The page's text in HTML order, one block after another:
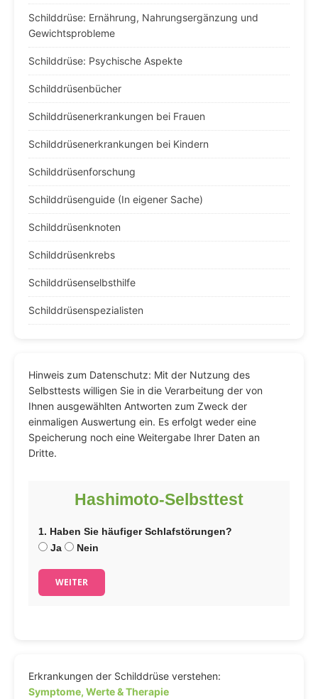
Schilddrüse: Ernährung, Nahrungsergänzung und
Gewichtsprobleme
Schilddrüse: Psychische Aspekte
Schilddrüsenbücher
Schilddrüsenerkrankungen bei Frauen
Schilddrüsenerkrankungen bei Kindern
Schilddrüsenforschung
Schilddrüsenguide (In eigener Sache)
Schilddrüsenknoten
Schilddrüsenkrebs
Schilddrüsenselbsthilfe
Schilddrüsenspezialisten
Hinweis zum Datenschutz: Mit der Nutzung des
Selbsttests willigen Sie in die Verarbeitung der von
Ihnen ausgewählten Antworten zum Zweck der
einmaligen Auswertung ein. Es erfolgt weder eine
Speicherung noch eine Weitergabe Ihrer Daten an
Dritte.
Hashimoto-Selbsttest
1. Haben Sie häufiger Schlafstörungen?
Ja
Nein
WEITER
Erkrankungen der Schilddrüse verstehen:
Symptome, Werte & Therapie